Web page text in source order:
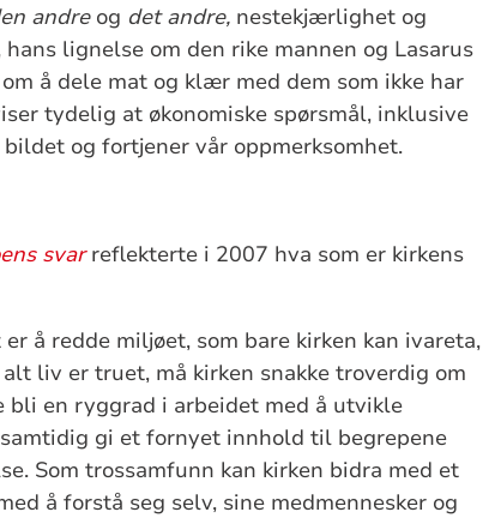
andre og det andre, nestekjærlighet og
lignelse om den rike mannen og Lasarus
å dele mat og klær med dem som ikke har
tydelig at økonomiske spørsmål, inklusive
og fortjener vår oppmerksomhet.
svarreflekterte i 2007 hva som er kirkens
å redde miljøet, som bare kirken kan ivareta,
liv er truet, må kirken snakke troverdig om
bli en ryggrad i arbeidet med å utvikle
gi et fornyet innhold til begrepene
Som trossamfunn kan kirken bidra med et
å forstå seg selv, sine medmennesker og